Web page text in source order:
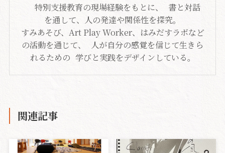
特別支援教育の現場経験をもとに、 書と対話
を通して、人の発達や関係性を探究。
すみあそび、Art Play Worker、はみだすラボなど
の活動を通じて、 人が自分の感覚を信じて生きら
れるための 学びと実践をデザインしている。
関連記事